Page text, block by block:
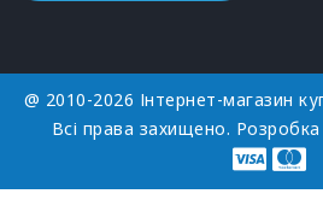
@ 2010-2026 Інтернет-магазин
Всі права захищено. Розробка